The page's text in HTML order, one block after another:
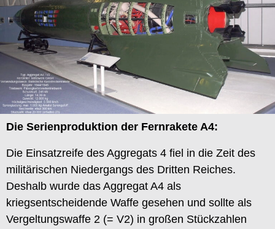
Die Serienproduktion der Fernrakete A4:
Die Einsatzreife des Aggregats 4 fiel in die Zeit des
militärischen Niedergangs des Dritten Reiches.
Deshalb wurde das Aggregat A4 als
kriegsentscheidende Waffe gesehen und sollte als
Vergeltungswaffe 2 (= V2) in großen Stückzahlen